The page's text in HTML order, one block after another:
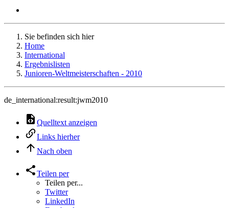
Sie befinden sich hier
Home
International
Ergebnislisten
Junioren-Weltmeisterschaften - 2010
de_international:result:jwm2010
Quelltext anzeigen
Links hierher
Nach oben
Teilen per
Teilen per...
Twitter
LinkedIn